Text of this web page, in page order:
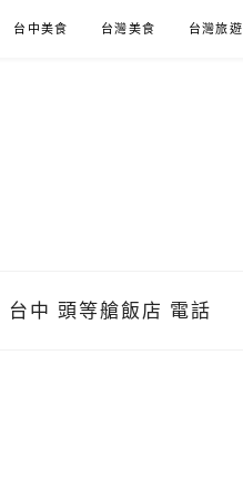
台中美食 台灣美食 台灣旅遊
台中 頭等艙飯店 電話